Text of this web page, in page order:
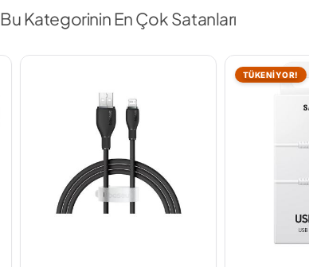
Bu Kategorinin En Çok Satanları
TÜKENİYOR!